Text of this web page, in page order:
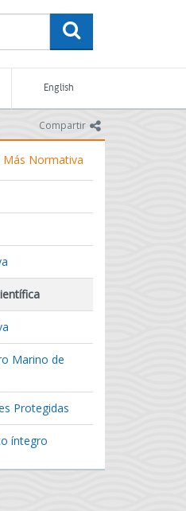
English
Compartir icono
Más Normativa
Marino de
Protegidas
íntegro